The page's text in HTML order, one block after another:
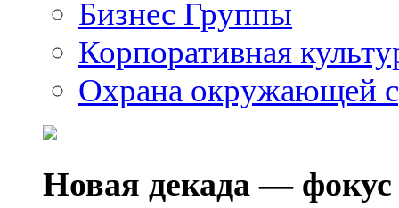
Бизнес Группы
Корпоративная
Охрана окружающей
Новая декада — фокус